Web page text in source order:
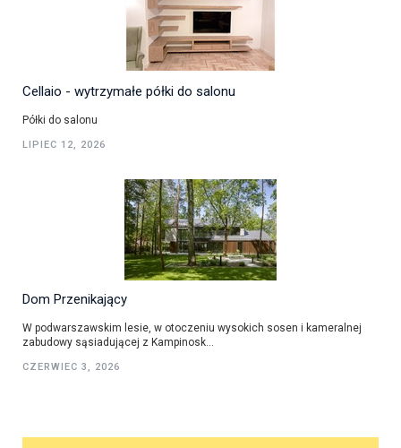
Cellaio - wytrzymałe półki do salonu
Półki do salonu
LIPIEC 12, 2026
Dom Przenikający
W podwarszawskim lesie, w otoczeniu wysokich sosen i kameralnej
zabudowy sąsiadującej z Kampinosk...
CZERWIEC 3, 2026